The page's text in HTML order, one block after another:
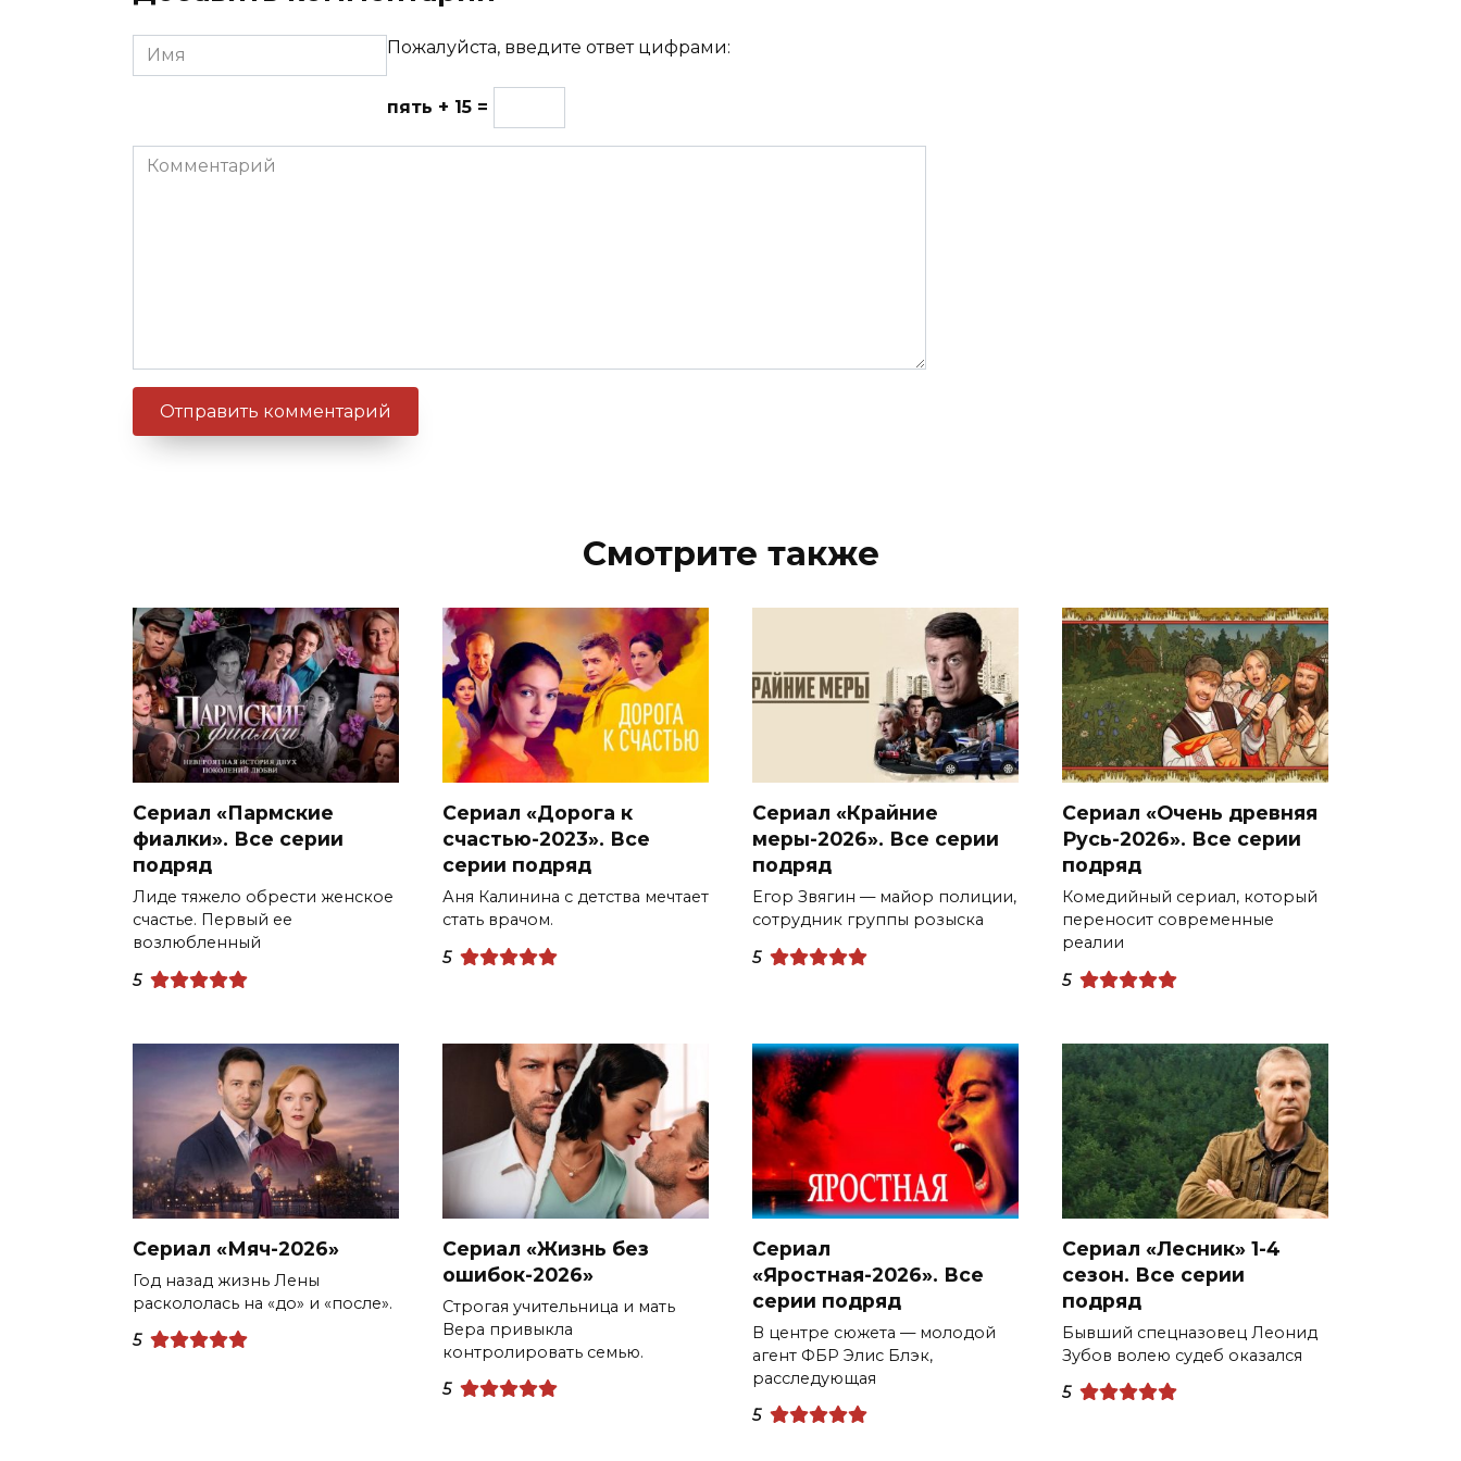
Имя Пожалуйста, введите ответ цифрами:
пять + 15 =
Комментарий
Смотрите также
Сериал «Пармские
фиалки». Все серии
подряд
Лиде тяжело обрести женское
счастье. Первый ее
возлюбленный
5
Сериал «Дорога к
счастью-2023». Все
серии подряд
Аня Калинина с детства мечтает
стать врачом.
5
Сериал «Крайние
меры-2026». Все серии
подряд
Егор Звягин — майор полиции,
сотрудник группы розыска
5
Сериал «Очень древняя
Русь-2026». Все серии
подряд
Комедийный сериал, который
переносит современные
реалии
5
Сериал «Мяч-2026»
Год назад жизнь Лены
раскололась на «до» и «после».
5
Сериал «Жизнь без
ошибок-2026»
Строгая учительница и мать
Вера привыкла
контролировать семью.
5
Сериал
«Яростная-2026». Все
серии подряд
В центре сюжета — молодой
агент ФБР Элис Блэк,
расследующая
5
Сериал «Лесник» 1-4
сезон. Все серии
подряд
Бывший спецназовец Леонид
Зубов волею судеб оказался
5